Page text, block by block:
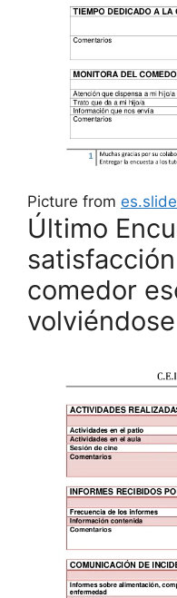
Picture from
Último
comedor